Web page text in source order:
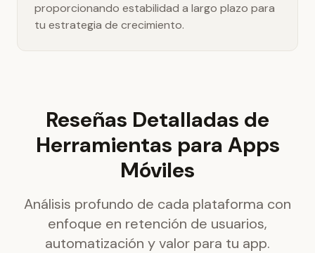
proporcionando estabilidad a largo plazo para
tu estrategia de crecimiento.
Reseñas Detalladas de
Herramientas para Apps
Móviles
Análisis profundo de cada plataforma con
enfoque en retención de usuarios,
automatización y valor para tu app.